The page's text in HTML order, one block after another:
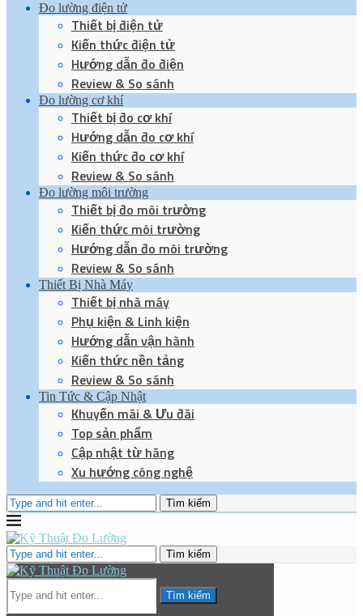
Đo lường điện tử
Thiết bị điện tử
Kiến thức điện tử
Hướng dẫn đo điện
Review & So sánh
Đo lường cơ khí
Thiết bị đo cơ khí
Hướng dẫn đo cơ khí
Kiến thức đo cơ khí
Review & So sánh
Đo lường môi trường
Thiết bị đo môi trường
Kiến thức môi trường
Hướng dẫn đo môi trường
Review & So sánh
Thiết Bị Nhà Máy
Thiết bị nhà máy
Phụ kiện & Linh kiện
Hướng dẫn vận hành
Kiến thức nền tảng
Review & So sánh
Tin Tức & Cập Nhật
Khuyến mãi & Ưu đãi
Top sản phẩm
Cập nhật từ hãng
Xu hướng công nghệ
Tìm kiếm
Tìm kiếm
Tìm kiếm